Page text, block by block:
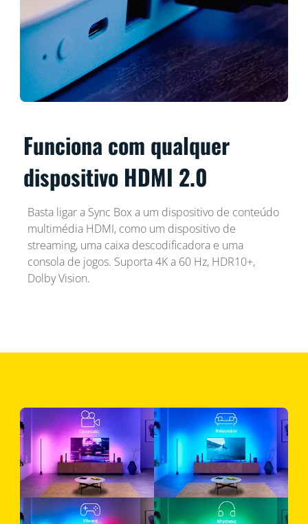
Funciona com qualquer
dispositivo HDMI 2.0
Basta ligar a Sync Box a um dispositivo de conteúdo
multimédia HDMI, como um dispositivo de
streaming, uma caixa descodificadora e uma
consola de jogos. Suporta 4K a 60 Hz, HDR10+,
Dolby Vision.